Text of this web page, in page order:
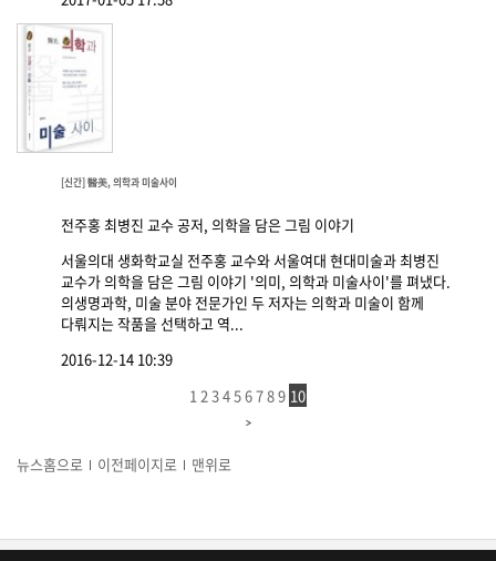
[신간] 醫美, 의학과 미술사이
전주홍 최병진 교수 공저, 의학을 담은 그림 이야기
서울의대 생화학교실 전주홍 교수와 서울여대 현대미술과 최병진
교수가 의학을 담은 그림 이야기 '의미, 의학과 미술사이'를 펴냈다.
의생명과학, 미술 분야 전문가인 두 저자는 의학과 미술이 함께
다뤄지는 작품을 선택하고 역...
2016-12-14 10:39
1 2 34 56789 10
뉴스홈으로 이전페이지로 맨위로